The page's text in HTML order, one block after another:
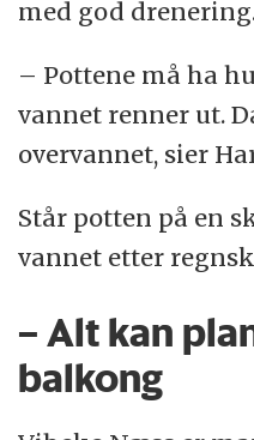
med god
– Pottene må ha
vannet renner ut.
overvannet, sier
Står potten på en
vannet etter
– Alt kan
balkong